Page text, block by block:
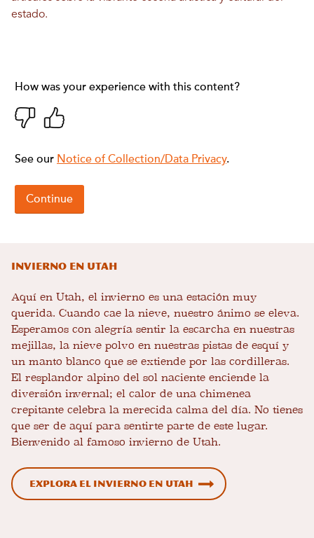
estado.
Invierno en Utah
Aquí en Utah, el invierno es una estación muy
querida. Cuando cae la nieve, nuestro ánimo se eleva.
Esperamos con alegría sentir la escarcha en nuestras
mejillas, la nieve polvo en nuestras pistas de esquí y
un manto blanco que se extiende por las cordilleras.
El resplandor alpino del sol naciente enciende la
diversión invernal; el calor de una chimenea
crepitante celebra la merecida calma del día. No tienes
que ser de aquí para sentirte parte de este lugar.
Bienvenido al famoso invierno de Utah.
Explora el invierno en Utah